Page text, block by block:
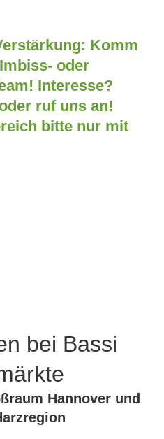
Komm
oder
Interesse?
ruf uns an!
bitte nur mit
bei Bassi
Hannover und